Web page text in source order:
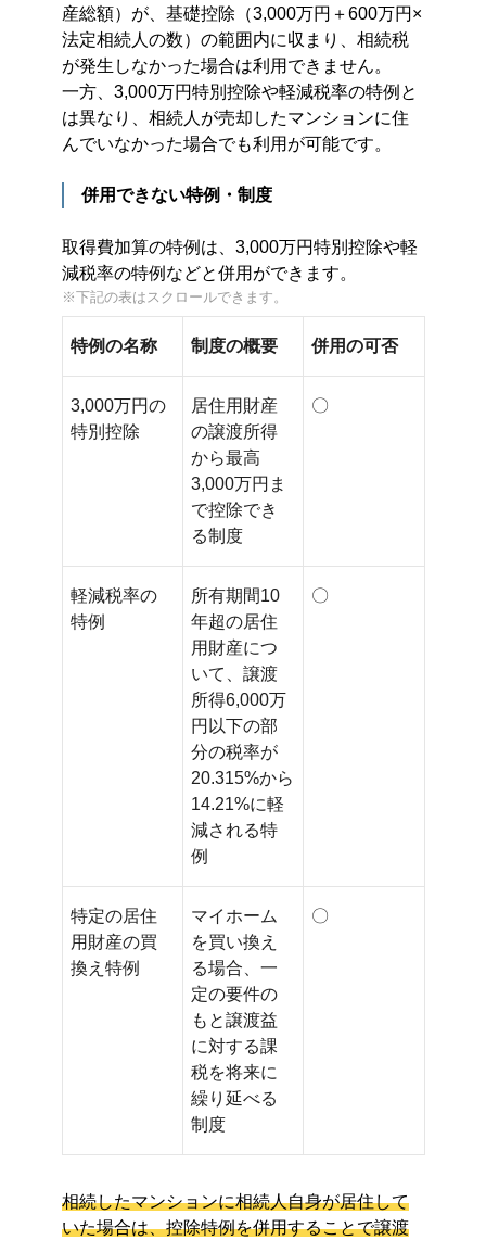
産総額）が、基礎控除（3,000万円＋600万円×
法定相続人の数）の範囲内に収まり、相続税
が発生しなかった場合は利用できません。
一方、3,000万円特別控除や軽減税率の特例と
は異なり、相続人が売却したマンションに住
んでいなかった場合でも利用が可能です。
併用できない特例・制度
取得費加算の特例は、3,000万円特別控除や軽
減税率の特例などと併用ができます。
特例の名称 制度の概要 併用の可否
3,000万円の
特別控除
居住用財産
の譲渡所得
から最高
3,000万円ま
で控除でき
る制度
〇
軽減税率の
特例
所有期間10
年超の居住
用財産につ
いて、譲渡
所得6,000万
円以下の部
分の税率が
20.315%から
14.21%に軽
減される特
例
〇
特定の居住
用財産の買
換え特例
マイホーム
を買い換え
る場合、一
定の要件の
もと譲渡益
に対する課
税を将来に
繰り延べる
制度
〇
相続したマンションに相続人自身が居住して
いた場合は、控除特例を併用することで譲渡